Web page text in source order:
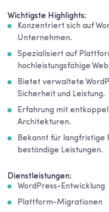
Wichtigste Highlights:
Konzentriert sich auf
Unternehmen.
Spezialisiert auf
hochleistungsfähige
Bietet verwaltete
Sicherheit und Leistung.
Erfahrung mit
Architekturen.
Bekannt für langfristige
beständige Leistungen.
Dienstleistungen:
WordPress-Entwicklung
Plattform-Migrationen